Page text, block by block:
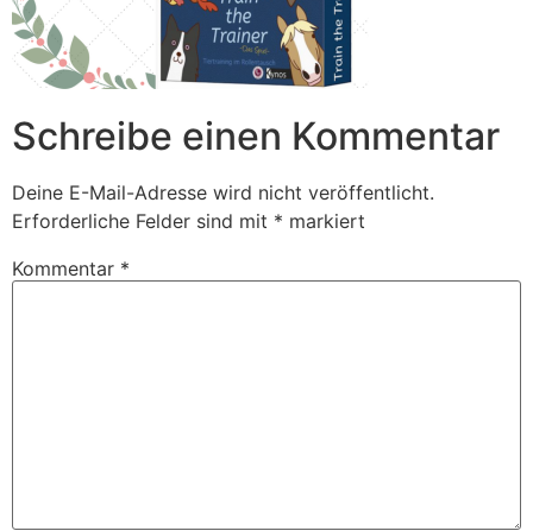
Schreibe einen Kommentar
Deine E-Mail-Adresse wird nicht veröffentlicht.
Erforderliche Felder sind mit * markiert
Kommentar *